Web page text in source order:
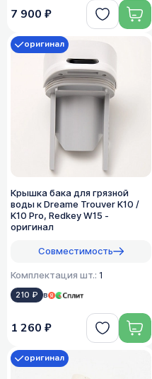
7 900 ₽
Крышка бака для грязной
воды к Dreame Trouver K10 /
K10 Pro, Redkey W15 -
оригинал
Совместимость
Комплектация шт.: 1
210 ₽ в
оригинал
1 260 ₽
оригинал